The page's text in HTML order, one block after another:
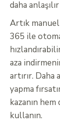
daha
Artık
365 ile
aza
artırır. Daha
yapma
kazanın
kullanın.